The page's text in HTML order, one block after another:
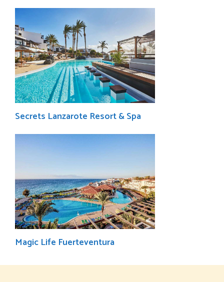
Secrets Lanzarote Resort & Spa
Magic Life Fuerteventura